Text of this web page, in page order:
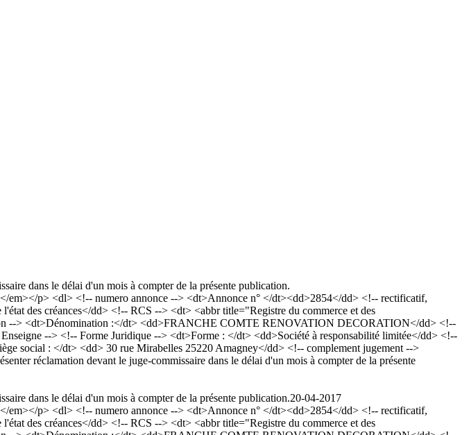
dans le délai d'un mois à compter de la présente publication.
p> <dl> <!-- numero annonce --> <dt>Annonce n° </dt><dd>2854</dd> <!-- rectificatif,
des créances</dd> <!-- RCS --> <dt> <abbr title="Registre du commerce et des
--> <dt>Dénomination :</dt> <dd>FRANCHE COMTE RENOVATION DECORATION</dd> <!--
--> <!-- Forme Juridique --> <dt>Forme : </dt> <dd>Société à responsabilité limitée</dd> <!--
social : </dt> <dd> 30 rue Mirabelles 25220 Amagney</dd> <!-- complement jugement -->
réclamation devant le juge-commissaire dans le délai d'un mois à compter de la présente
dans le délai d'un mois à compter de la présente publication.20-04-2017
p> <dl> <!-- numero annonce --> <dt>Annonce n° </dt><dd>2854</dd> <!-- rectificatif,
des créances</dd> <!-- RCS --> <dt> <abbr title="Registre du commerce et des